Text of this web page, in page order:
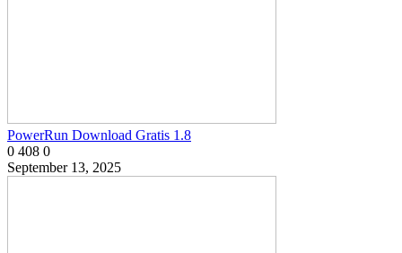
PowerRun Download Gratis 1.8
0 408 0
September 13, 2025